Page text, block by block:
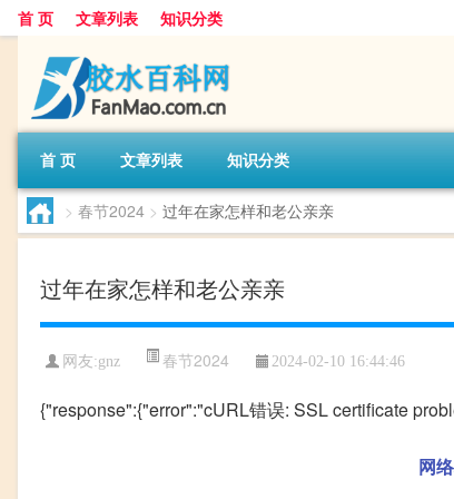
首 页 文章列表 知识分类
首 页 文章列表 知识分类
> 春节2024 > 过年在家怎样和老公亲亲
过年在家怎样和老公亲亲
网友:gnz 春节2024 2024-02-10 16:44:46
{"response":{"error":"cURL错误: SSL certificate
网